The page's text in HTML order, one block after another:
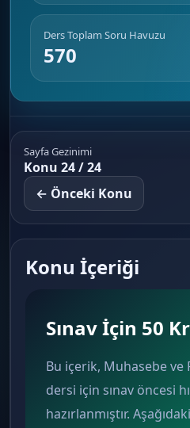
Ders Toplam Soru Havuzu
570
Sayfa Gezinimi
Konu 24 / 24
← Önceki Konu
Konu İçeriği
Sınav İçin 50
Bu içerik, Muhasebe ve
dersi için sınav öncesi
hazırlanmıştır.